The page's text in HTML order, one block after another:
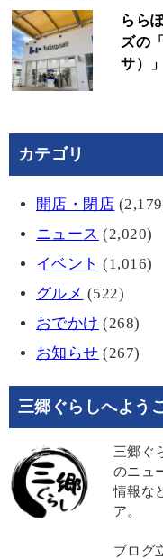
らら
ズの
サ）
カテゴリ
開店・閉店
ニュース (2,020)
イベント (1,016)
グルメ (522)
おでかけ (268)
お知らせ (267)
三郷ぐらしへよう
三郷ぐ
のニュ
情報な
ア。
ブログ